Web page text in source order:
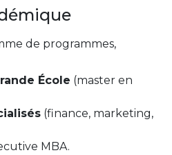
de programmes,
École (master en
(finance, marketing,
MBA.